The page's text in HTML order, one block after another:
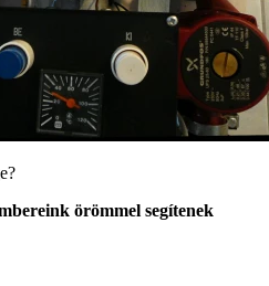
örömmel segítenek